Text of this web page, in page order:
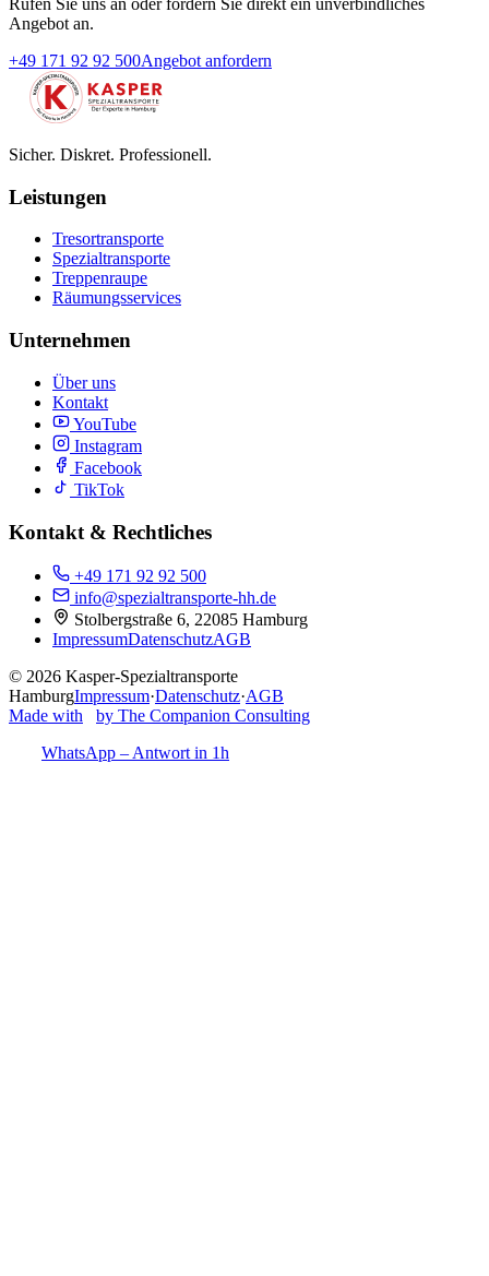
Rufen Sie uns an oder fordern Sie direkt ein unverbindliches
Angebot an.
+49 171 92 92 500Angebot anfordern
Sicher. Diskret. Professionell.
Leistungen
Tresortransporte
Spezialtransporte
Treppenraupe
Räumungsservices
Unternehmen
Über uns
Kontakt
YouTube
Instagram
Facebook
TikTok
Kontakt & Rechtliches
+49 171 92 92 500
info@spezialtransporte-hh.de
Stolbergstraße 6, 22085 Hamburg
ImpressumDatenschutzAGB
© 2026 Kasper-Spezialtransporte
HamburgImpressum·Datenschutz·AGB
Made with
by The Companion Consulting
WhatsApp – Antwort in 1h